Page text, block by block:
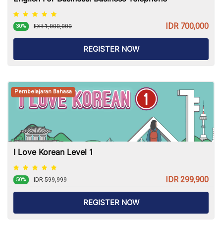
30% IDR 1,000,000 IDR 700,000
REGISTER NOW
Pembelajaran Bahasa
I Love Korean Level 1
50% IDR 599,999 IDR 299,900
REGISTER NOW